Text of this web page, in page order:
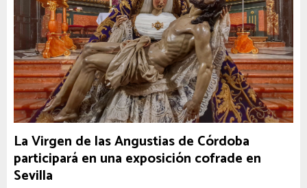
La Virgen de las Angustias de Córdoba
participará en una exposición cofrade en
Sevilla